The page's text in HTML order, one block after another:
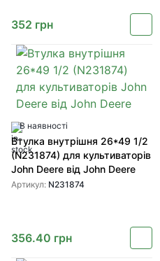
352 грн
В наявності
Втулка внутрішня 26*49 1/2
(N231874) для культиваторів
John Deere від John Deere
Артикул: N231874
356.40 грн